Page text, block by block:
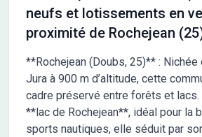
neufs et lotissements en
proximité de Rochejean
**Rochejean (Doubs, 25)** :
Jura à 900 m d’altitude, cette
cadre préservé entre forêts et lacs.
**lac de Rochejean**, idéal pour la
sports nautiques, elle séduit par